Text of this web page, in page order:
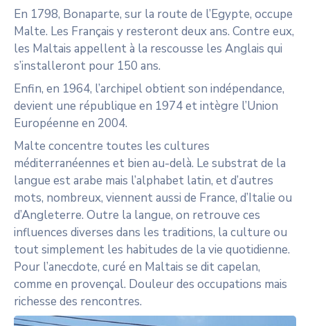
En 1798, Bonaparte, sur la route de l’Egypte, occupe
Malte. Les Français y resteront deux ans. Contre eux,
les Maltais appellent à la rescousse les Anglais qui
s’installeront pour 150 ans.
Enfin, en 1964, l’archipel obtient son indépendance,
devient une république en 1974 et intègre l’Union
Européenne en 2004.
Malte concentre toutes les cultures
méditerranéennes et bien au-delà. Le substrat de la
langue est arabe mais l’alphabet latin, et d’autres
mots, nombreux, viennent aussi de France, d’Italie ou
d’Angleterre. Outre la langue, on retrouve ces
influences diverses dans les traditions, la culture ou
tout simplement les habitudes de la vie quotidienne.
Pour l’anecdote, curé en Maltais se dit capelan,
comme en provençal. Douleur des occupations mais
richesse des rencontres.